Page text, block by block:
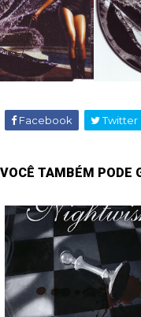
Facebook Twitter
VOCÊ TAMBÉM PODE